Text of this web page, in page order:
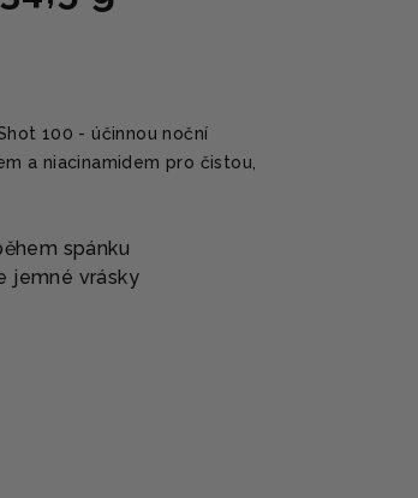
100 - účinnou noční
a niacinamidem pro čistou,
spánku
jemné vrásky